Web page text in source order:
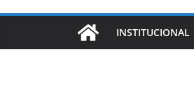
INSTITUCIONAL